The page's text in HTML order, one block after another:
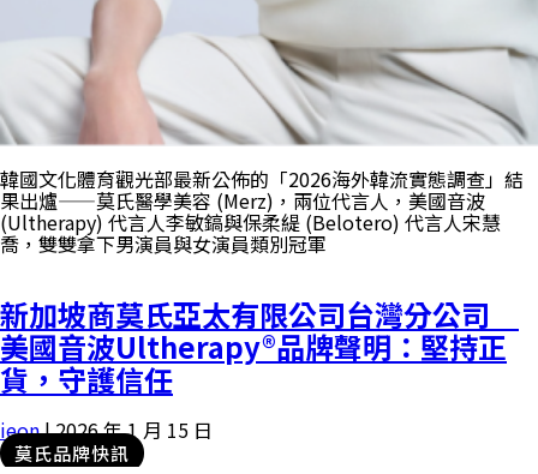
韓國文化體育觀光部最新公佈的「2026海外韓流實態調查」結
果出爐——莫氏醫學美容 (Merz)，兩位代言人，美國音波
(Ultherapy) 代言人李敏鎬與保柔緹 (Belotero) 代言人宋慧
喬，雙雙拿下男演員與女演員類別冠軍
新加坡商莫氏亞太有限公司台灣分公司
美國音波Ultherapy®品牌聲明：堅持正
貨，守護信任
ieon|2026 年 1 月 15 日
莫氏品牌快訊